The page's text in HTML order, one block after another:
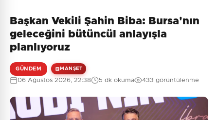
Başkan Vekili Şahin Biba: Bursa'nın
geleceğini bütüncül anlayışla
planlıyoruz
GÜNDEM MANŞET
06 Ağustos 2026, 22:38 5 dk okuma 433 görüntülenme